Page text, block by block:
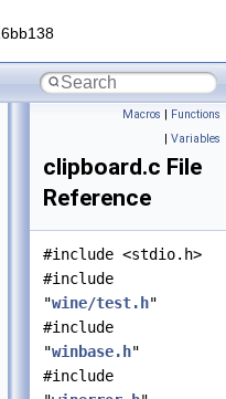
Macros | Functions
| Variables
clipboard.c File
Reference
#include <stdio.h>
#include
"wine/test.h"
#include
"winbase.h"
#include